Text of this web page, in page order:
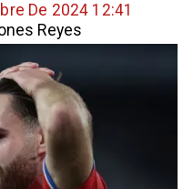
De 2024 12:41
Reyes